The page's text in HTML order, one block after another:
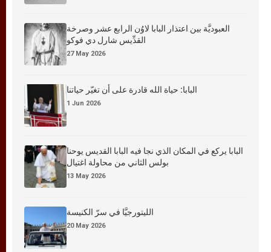
العبوديَّة بين اعتذار البابا لاوُن الرابع عشر وصرخة
القدِّيس شارل دي فوكو
27 May 2026
البابا: حياة الله قادرة على أن تغيّر حياتنا
1 Jun 2026
البابا يركع في المكان الذي نجا فيه البابا القديس يوحنا
بولس الثاني من محاولة اغتيال
13 May 2026
الليتورجيَّا في سرّ الكنيسة
20 May 2026